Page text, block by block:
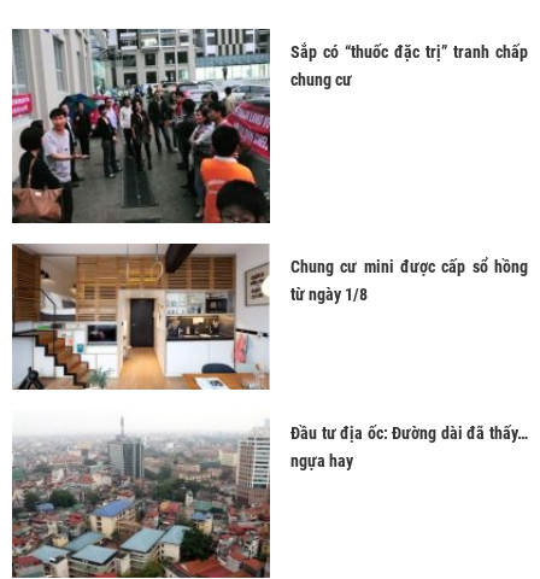
Sắp có “thuốc đặc trị” tranh chấp
chung cư
Chung cư mini được cấp sổ hồng
từ ngày 1/8
Đầu tư địa ốc: Đường dài đã thấy…
ngựa hay